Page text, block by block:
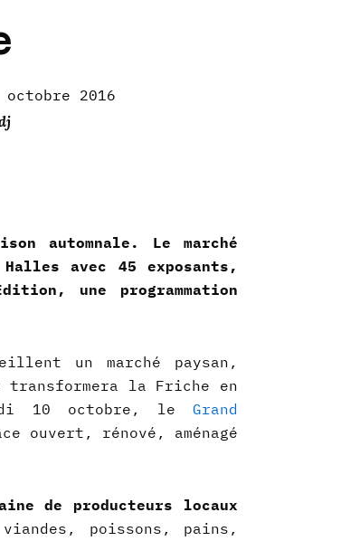
octobre 2016
automnale. Le marché
avec 45 exposants,
une programmation
un marché paysan,
transformera la Friche en
10 octobre, le Grand
ouvert, rénové, aménagé
de producteurs locaux
poissons, pains,